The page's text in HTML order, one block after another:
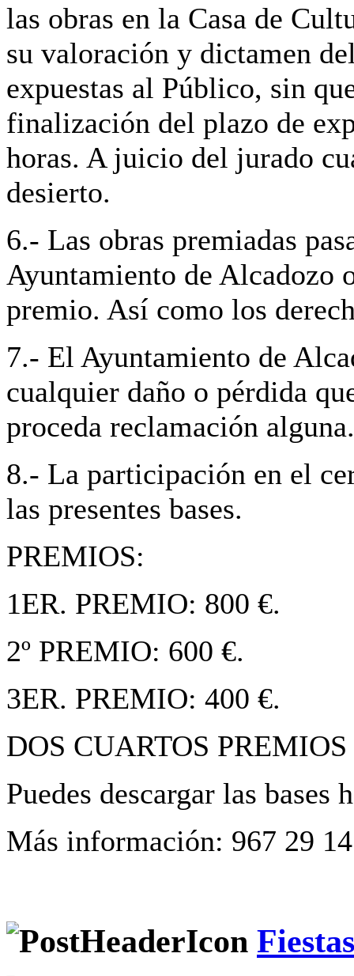
las obras en la Casa de
su valoración y dictamen
expuestas al Público, sin
finalización del plazo de
horas. A juicio del jurado
desierto.
6.- Las obras premiadas
Ayuntamiento de Alcadozo
premio. Así como los
7.- El Ayuntamiento de
cualquier daño o pérdida
proceda reclamación alguna.
8.- La participación en el
las presentes bases.
PREMIOS:
1ER. PREMIO: 800 €.
2º PREMIO: 600 €.
3ER. PREMIO: 400 €.
DOS CUARTOS
Puedes descargar las bases
Más información: 967 29